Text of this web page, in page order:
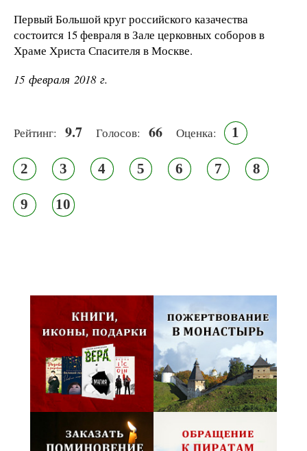
Первый Большой круг российского казачества
состоится 15 февраля в Зале церковных соборов в
Храме Христа Спасителя в Москве.
15 февраля 2018 г.
Рейтинг: 9.7 Голосов: 66 Оценка: 1
2 3 4 5 6 7 8
9 10